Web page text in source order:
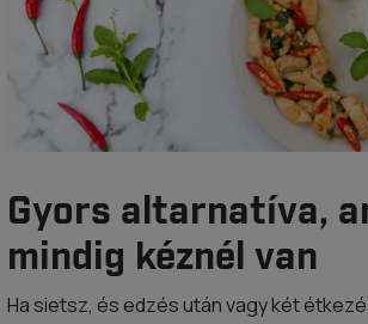
Gyors altarnatíva,
mindig kéznél van
Ha sietsz, és edzés után vagy két